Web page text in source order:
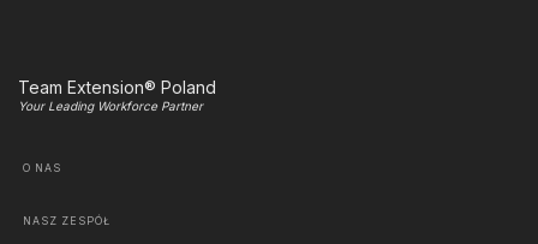
Team Extension® Poland
Your Leading Workforce Partner
O NAS
NASZ ZESPÓŁ